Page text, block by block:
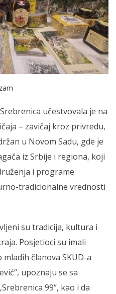
učestvovala je na
– zavičaj kroz privredu,
u Novom Sadu, gde je
iz Srbije i regiona, koji
i programe
tradicionalne vrednosti
su tradicija, kultura i
Posjetioci su imali
članova SKUD-a
upoznaju se sa
99“, kao i da